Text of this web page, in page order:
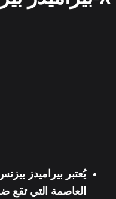
يُعتبر بيراميدز
العاصمة ا لتي تقع